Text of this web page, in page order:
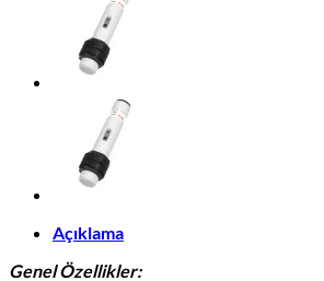
Açıklama
Genel Özellikler: